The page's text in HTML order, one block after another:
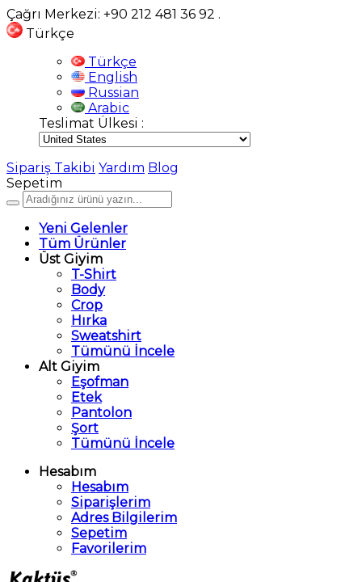
Çağrı Merkezi: +90 212 481 36 92 .
Türkçe
Türkçe
English
Russian
Arabic
Teslimat Ülkesi :
Sipariş Takibi Yardım Blog
Sepetim
Yeni Gelenler
Tüm Ürünler
Üst Giyim
T-Shirt
Body
Crop
Hırka
Sweatshirt
Tümünü İncele
Alt Giyim
Eşofman
Etek
Pantolon
Şort
Tümünü İncele
Hesabım
Hesabım
Siparişlerim
Adres Bilgilerim
Sepetim
Favorilerim